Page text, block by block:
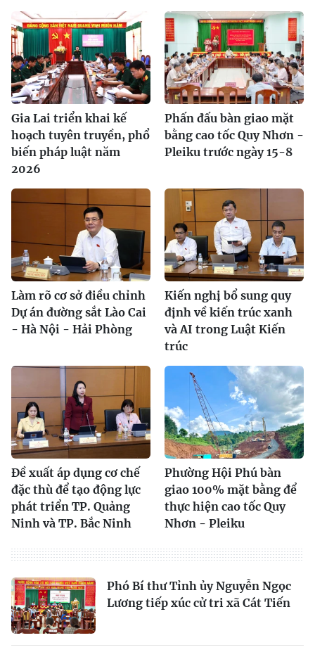
Gia Lai triển khai kế
hoạch tuyên truyền, phổ
biến pháp luật năm
2026
Phấn đấu bàn giao mặt
bằng cao tốc Quy Nhơn -
Pleiku trước ngày 15-8
Làm rõ cơ sở điều chỉnh
Dự án đường sắt Lào Cai
- Hà Nội - Hải Phòng
Kiến nghị bổ sung quy
định về kiến trúc xanh
và AI trong Luật Kiến
trúc
Đề xuất áp dụng cơ chế
đặc thù để tạo động lực
phát triển TP. Quảng
Ninh và TP. Bắc Ninh
Phường Hội Phú bàn
giao 100% mặt bằng để
thực hiện cao tốc Quy
Nhơn - Pleiku
Phó Bí thư Tỉnh ủy Nguyễn Ngọc
Lương tiếp xúc cử tri xã Cát Tiến